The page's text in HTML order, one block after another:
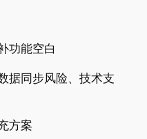
功能空白
据同步风险、技术支
方案